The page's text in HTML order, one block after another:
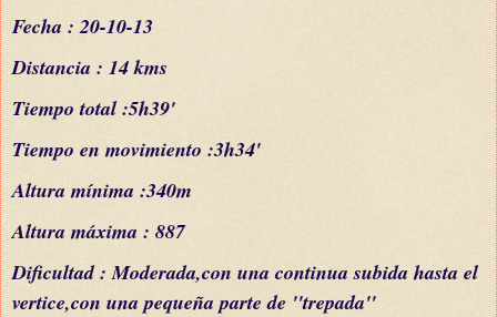
Fecha : 20-10-13
Distancia : 14 kms
Tiempo total :5h39'
Tiempo en movimiento :3h34'
Altura mínima :340m
Altura máxima : 887
Dificultad : Moderada,con una continua subida hasta el
vertice,con una pequeña parte de ''trepada''